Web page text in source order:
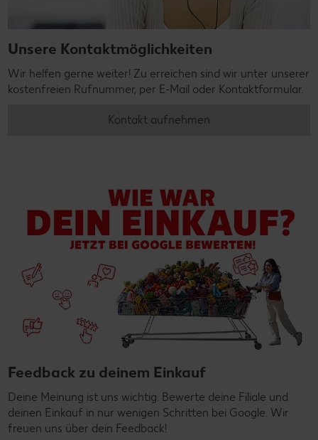
Unsere Kontaktmöglichkeiten
Wir helfen gerne weiter! Zu erreichen sind wir unter unserer
kostenfreien Rufnummer, per E-Mail oder Kontaktformular.
Kontakt aufnehmen
Feedback zu deinem Einkauf
Deine Meinung ist uns wichtig. Bewerte deine Filiale und
deinen Einkauf in nur wenigen Schritten bei Google. Wir
freuen uns über dein Feedback!